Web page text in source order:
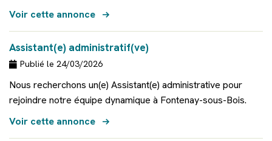
Voir cette annonce
Assistant(e) administratif(ve)
Publié le 24/03/2026
Nous recherchons un(e) Assistant(e) administrative pour
rejoindre notre équipe dynamique à Fontenay-sous-Bois.
Voir cette annonce